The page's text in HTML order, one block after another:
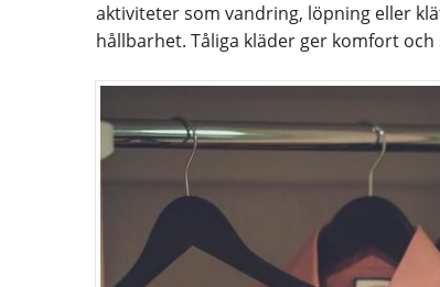
aktiviteter som vandring, löpning eller
hållbarhet. Tåliga kläder ger komfort